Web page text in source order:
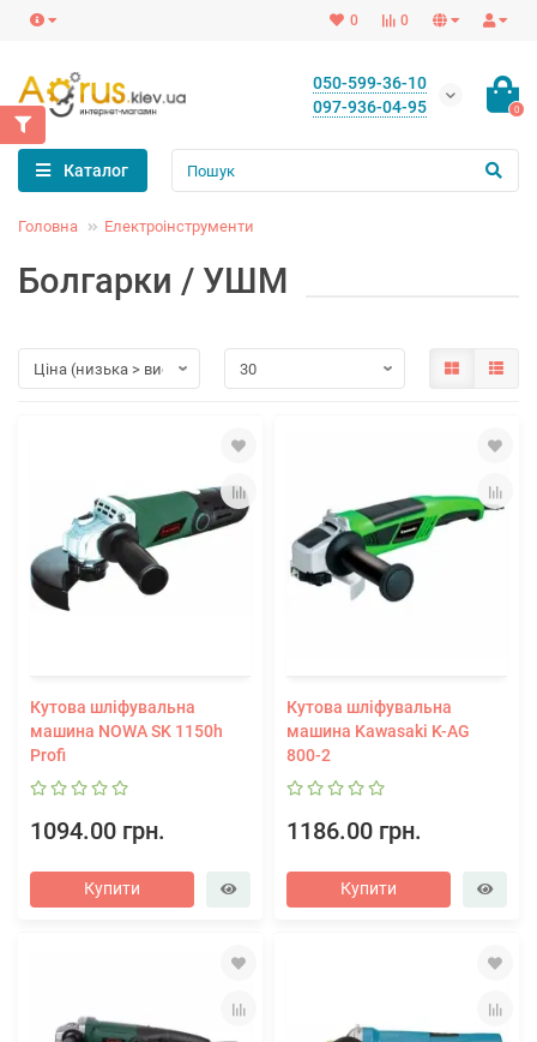
0
0
050-599-36-10
097-936-04-95
0
Каталог
Головна Електроінструменти
Болгарки / УШМ
Кутова шліфувальна
машина NOWA SK 1150h
Profi
1094.00 грн.
Купити
Кутова шліфувальна
машина Kawasaki K-AG
800-2
1186.00 грн.
Купити